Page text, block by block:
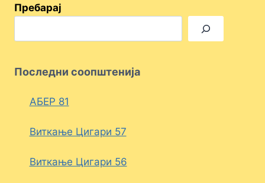
Пребарај
Последни соопштенија
АБЕР 81
Виткање Цигари 57
Виткање Цигари 56